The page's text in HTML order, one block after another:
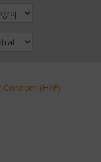
(H/F)